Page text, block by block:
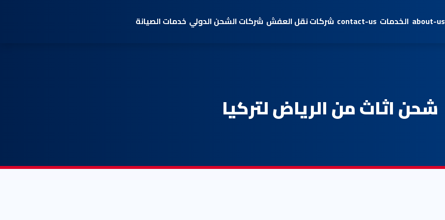
about-us الخدمات contact-us شركات نقل العفش شركات الشحن الدولي خدمات الصيانة
شحن اثاث من الرياض لتركيا